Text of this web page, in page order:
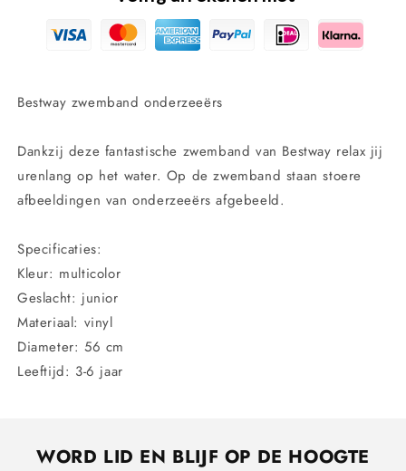
Bestway zwemband onderzeeërs
Dankzij deze fantastische zwemband van Bestway relax jij
urenlang op het water. Op de zwemband staan stoere
afbeeldingen van onderzeeërs afgebeeld.
Specificaties:
Kleur: multicolor
Geslacht: junior
Materiaal: vinyl
Diameter: 56 cm
Leeftijd: 3-6 jaar
WORD LID EN BLIJF OP DE HOOGTE